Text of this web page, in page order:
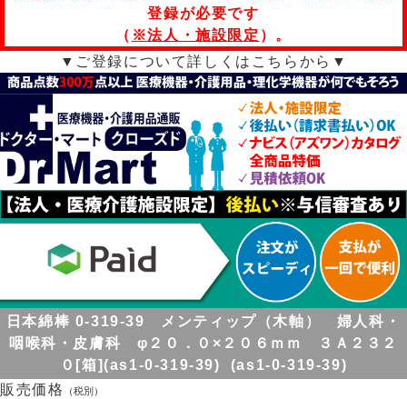
登録が必要です
（ ※法人・施設限定 ）。
▼ご登録について詳しくはこちらから▼
日本綿棒 0-319-39 メンティップ（木軸） 婦人科・
咽喉科・皮膚科 φ２０．０×２０６ｍｍ ３Ａ２３２
０[箱](as1-0-319-39) (as1-0-319-39)
販売価格
（税別）